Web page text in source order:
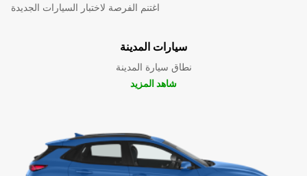
اغتنم الفرصة لاختبار السيارات الجديدة
سيارات المدينة
نطاق سيارة المدينة
شاهد المزيد